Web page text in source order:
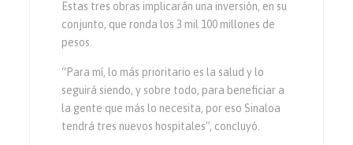
Estas tres obras implicarán una inversión, en su
conjunto, que ronda los 3 mil 100 millones de
pesos.
“Para mí, lo más prioritario es la salud y lo
seguirá siendo, y sobre todo, para beneficiar a
la gente que más lo necesita, por eso Sinaloa
tendrá tres nuevos hospitales”, concluyó.